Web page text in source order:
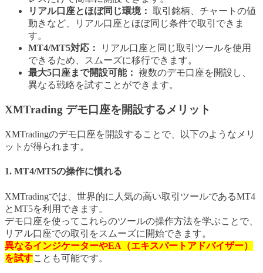
リアル口座とほぼ同じ環境： 取引銘柄、チャートの値
動きなど、リアル口座とほぼ同じ条件で取引できま
す。
MT4/MT5対応：
リアル口座と同じ取引ツールを使用
できるため、スムーズに移行できます。
最大5口座まで開設可能： 複数のデモ口座を開設し、
異なる戦略を試すことができます。
XMTrading デモ口座を開設するメリット
XMTradingのデモ口座を開設することで、以下のようなメリ
ットが得られます。
1. MT4/MT5の操作に慣れる
XMTradingでは、世界的に人気の高い取引ツールであるMT4
とMT5を利用できます。
デモ口座を使ってこれらのツールの操作方法を学ぶことで、
リアル口座での取引をスムーズに開始できます。
異なるインジケーターやEA（エキスパートアドバイザー）
を試すことも可能です。